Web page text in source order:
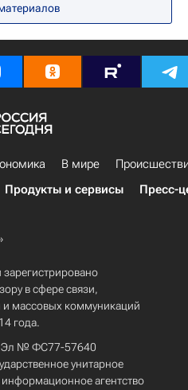
В мире
Продукты и сервисы Пресс-
в сфере связи,
массовых коммуникаций
года.
Эл № ФС77-57640
унитарное
агентство